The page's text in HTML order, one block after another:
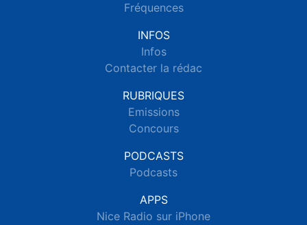
Fréquences
INFOS
Infos
Contacter la rédac
RUBRIQUES
Emissions
Concours
PODCASTS
Podcasts
APPS
Nice Radio sur iPhone